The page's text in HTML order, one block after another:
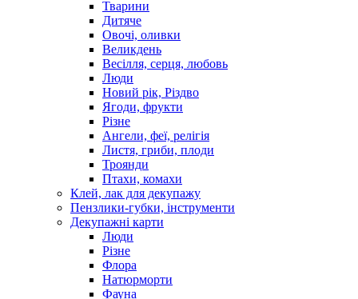
Тварини
Дитяче
Овочі, оливки
Великдень
Весілля, серця, любовь
Люди
Новий рік, Різдво
Ягоди, фрукти
Різне
Ангели, феї, релігія
Листя, гриби, плоди
Троянди
Птахи, комахи
Клей, лак для декупажу
Пензлики-губки, інструменти
Декупажні карти
Люди
Різне
Флора
Натюрморти
Фауна